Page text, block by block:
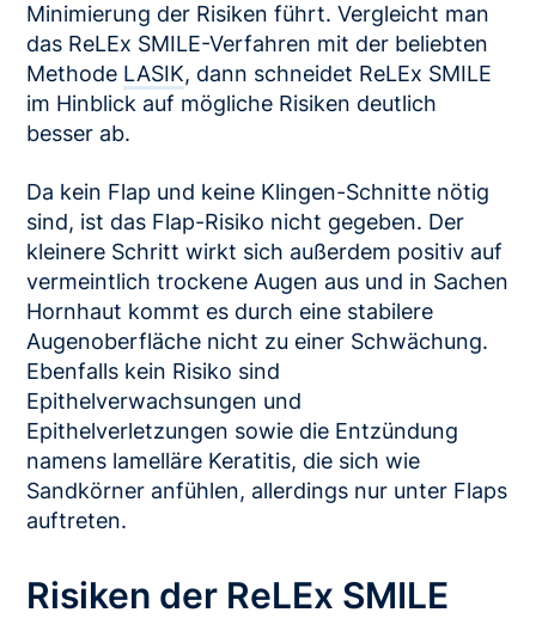
Minimierung der Risiken führt. Vergleicht man
das ReLEx SMILE-Verfahren mit der beliebten
Methode LASIK, dann schneidet ReLEx SMILE
im Hinblick auf mögliche Risiken deutlich
besser ab.
Da kein Flap und keine Klingen-Schnitte nötig
sind, ist das Flap-Risiko nicht gegeben. Der
kleinere Schritt wirkt sich außerdem positiv auf
vermeintlich trockene Augen aus und in Sachen
Hornhaut kommt es durch eine stabilere
Augenoberfläche nicht zu einer Schwächung.
Ebenfalls kein Risiko sind
Epithelverwachsungen und
Epithelverletzungen sowie die Entzündung
namens lamelläre Keratitis, die sich wie
Sandkörner anfühlen, allerdings nur unter Flaps
auftreten.
Risiken der ReLEx SMILE